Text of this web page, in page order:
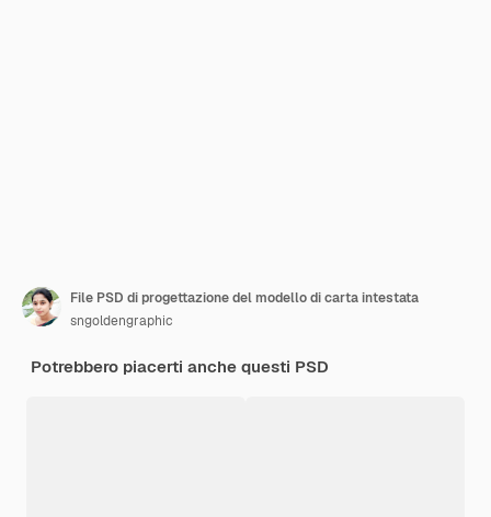
File PSD di progettazione del modello di carta intestata
sngoldengraphic
Potrebbero piacerti anche questi PSD